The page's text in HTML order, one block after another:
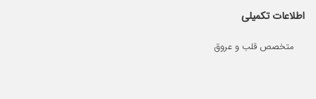
دکتر فوق العاده مهربان
اطلاعات تکمیلی
متخصص قلب و عروق